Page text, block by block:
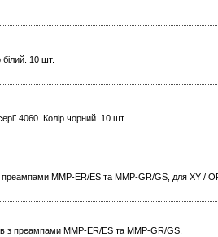
10 шт.
4060. Колір чорний. 10 шт.
MMP-ER/ES та MMP-GR/GS, для XY /
з преампами MMP-ER/ES та MMP-GR/GS.